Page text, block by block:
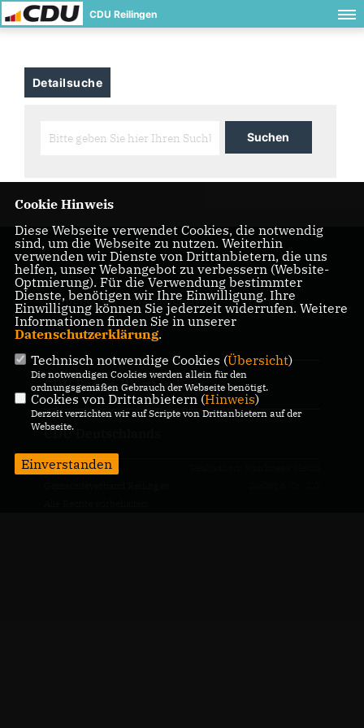
CDU Reilingen
Detailsuche
IMPRESSUM DATENSCHUTZ KONTAKT
CDU Rhein-Neckar
CDU Baden-Württemberg
CDU Deutschlands
© 2026 CDU
Cookie Hinweis
Diese Webseite verwendet Cookies, die notwendig
sind, um die Webseite zu nutzen. Weiterhin
verwenden wir Dienste von Drittanbietern, die uns
helfen, unser Webangebot zu verbessern (Website-
Optmierung). Für die Verwendung bestimmter
Dienste, benötigen wir Ihre Einwilligung. Ihre
Einwilligung können Sie jederzeit widerrufen. Weitere
Informationen finden Sie in unserer
Datenschutzerklärung.
Technisch notwendige Cookies (Übersicht)
Die notwendigen Cookies werden allein für den
ordnungsgemäßen Gebrauch der Webseite benötigt.
Cookies von Drittanbietern (Hinweis)
Derzeit verzichten wir auf Scripte von Drittanbietern auf der
Webseite.
Einverstanden